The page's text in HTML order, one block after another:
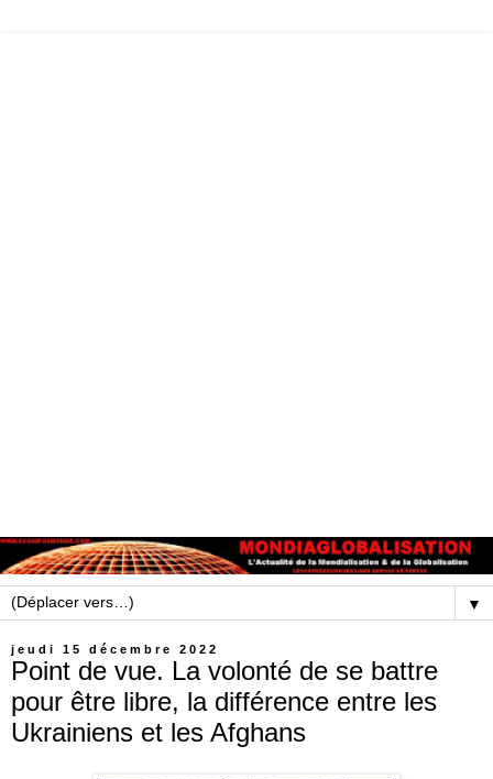
▼
jeudi 15 décembre 2022
Point de vue. La volonté de se battre
pour être libre, la différence entre les
Ukrainiens et les Afghans